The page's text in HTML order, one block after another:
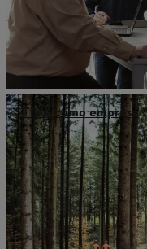
STIHL como empresa